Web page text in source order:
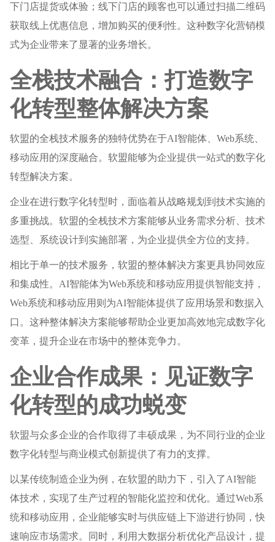
下门店提货或体验；线下门店的顾客也可以通过扫描二维码
获取线上优惠信息，增加购买的便利性。这种数字化营销模
式为企业带来了显著的业务增长。
全栈技术融合：打造数字
化转型整体解决方案
软盟的全栈技术服务的独特优势在于AI智能体、Web系统、
移动应用的深度融合。软盟能够为企业提供一站式的数字化
转型解决方案。
企业在进行数字化转型时，面临着从战略规划到技术实施的
多重挑战。软盟的全栈技术方案能够从业务需求分析、技术
选型、系统设计到实施部署，为企业提供全方位的支持。
相比于单一的技术服务，软盟的整体解决方案更具协同效应
和集成性。AI智能体为Web系统和移动应用提供智能支持，
Web系统和移动应用则为AI智能体提供了应用场景和数据入
口。这种整体解决方案能够帮助企业更加高效地完成数字化
变革，提升企业在市场中的整体竞争力。
企业合作成果：见证数字
化转型的成功蜕变
软盟与众多企业的合作取得了丰硕成果，为不同行业的企业
数字化转型与商业模式创新提供了有力的支撑。
以某传统制造企业为例，在软盟的助力下，引入了AI智能
体技术，实现了生产过程的智能化监控和优化。通过Web系
统和移动应用，企业能够实时与供应链上下游进行协同，快
速响应市场需求。同时，利用大数据分析优化产品设计，提